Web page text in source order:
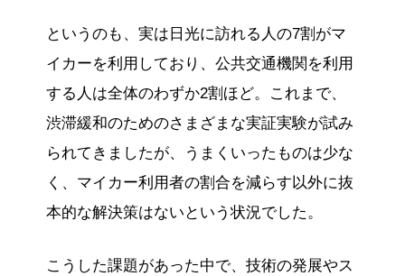
というのも、実は日光に訪れる人の7割がマ
イカーを利用しており、公共交通機関を利用
する人は全体のわずか2割ほど。これまで、
渋滞緩和のためのさまざまな実証実験が試み
られてきましたが、うまくいったものは少な
く、マイカー利用者の割合を減らす以外に抜
本的な解決策はないという状況でした。
こうした課題があった中で、技術の発展やス